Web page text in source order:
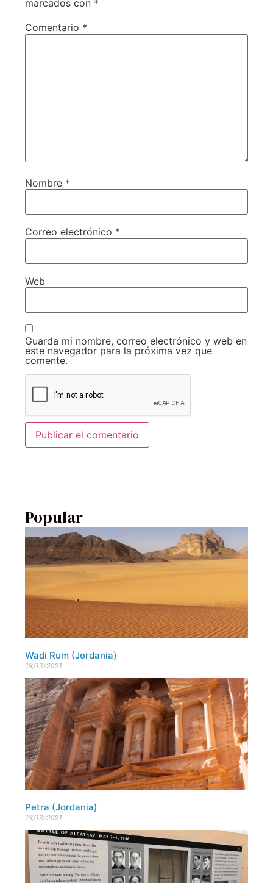
marcados con *
Comentario *
Nombre *
Correo electrónico *
Web
Guarda mi nombre, correo electrónico y web en
este navegador para la próxima vez que
comente.
Popular
Wadi Rum (Jordania)
18/12/2021
Petra (Jordania)
18/12/2021